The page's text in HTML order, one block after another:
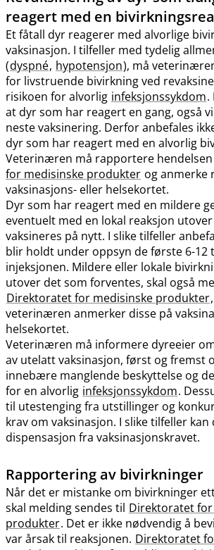
reagert med en
Et fåtall dyr reagerer med alvorlige
vaksinasjon. I tilfeller med tydelig
(dyspné, hypotensjon), må
for livstruende bivirkning ved
risikoen for alvorlig infeksjonssykdom.
at dyr som har reagert en gang, også
neste vaksinering. Derfor anbefales
dyr som har reagert med en alvorlig
Veterinæren må rapportere
for medisinske produkter og anmerke
vaksinasjons- eller helsekortet.
Dyr som har reagert med en mildere
eventuelt med en lokal reaksjon
vaksineres på nytt. I slike tilfeller
blir holdt under oppsyn de første 6-12
injeksjonen. Mildere eller lokale
utover det som forventes, skal også
Direktoratet for medisinske produkter
veterinæren anmerker disse på
helsekortet.
Veterinæren må informere dyreeier
av utelatt vaksinasjon, først og fremst
innebære manglende beskyttelse og
for en alvorlig infeksjonssykdom.
til utestenging fra utstillinger og
krav om vaksinasjon. I slike tilfeller kan
dispensasjon fra vaksinasjonskravet.
Rapportering av bivirkninger
Når det er mistanke om bivirkninger
skal melding sendes til Direktoratet
produkter. Det er ikke nødvendig å
var årsak til reaksjonen. Direktoratet